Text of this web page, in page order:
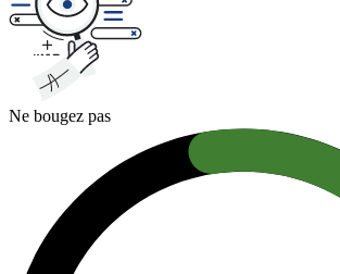
Ne bougez pas